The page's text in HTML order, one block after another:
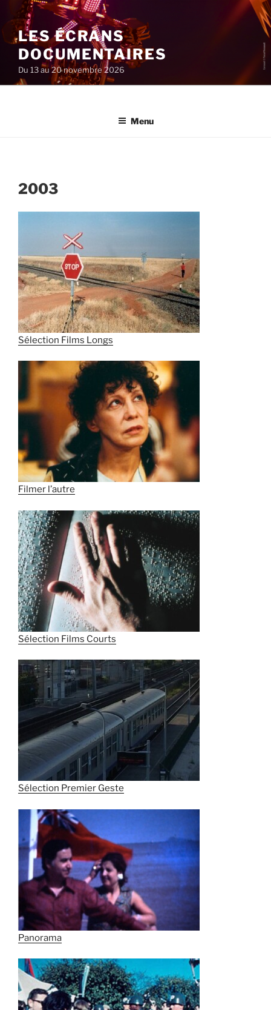
au
contenu
principal
LES ÉCRANS
DOCUMENTAIRES
Du 13 au 20 novembre 2026
Menu
2003
Sélection Films Longs
Filmer l’autre
Sélection Films Courts
Sélection Premier Geste
Panorama